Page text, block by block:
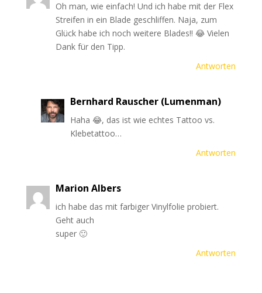
Oh man, wie einfach! Und ich habe mit der Flex
Streifen in ein Blade geschliffen. Naja, zum
Glück habe ich noch weitere Blades!! 😂 Vielen
Dank für den Tipp.
Antworten
Bernhard Rauscher (Lumenman)
Haha 😂, das ist wie echtes Tattoo vs.
Klebetattoo…
Antworten
Marion Albers
ich habe das mit farbiger Vinylfolie probiert.
Geht auch
super 🙂
Antworten